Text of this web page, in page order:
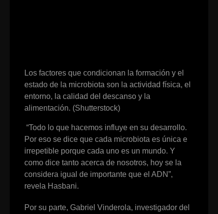
Los factores que condicionan la formación y el
estado de la microbiota son la actividad física, el
entorno, la calidad del descanso y la
alimentación. (Shutterstock)
“Todo lo que hacemos influye en su desarrollo.
Por eso se dice que cada microbiota es única e
irrepetible porque cada uno es un mundo. Y
como dice tanto acerca de nosotros, hoy se la
considera igual de importante que el ADN”,
revela Hasbani.
Por su parte, Gabriel Vinderola, investigador del